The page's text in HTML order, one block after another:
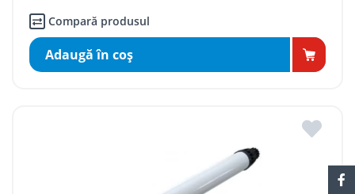
Compară produsul
Adaugă în coş